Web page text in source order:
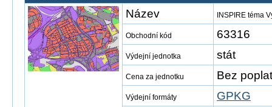
Název INSPIRE téma
Obchodní kód 63316
Výdejní jednotka stát
Cena za jednotku Bez
Výdejní formáty GPKG